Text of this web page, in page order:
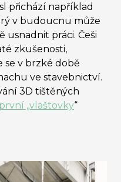
přichází například
v budoucnu může
usnadnit práci. Češi
zkušenosti,
se v brzké době
ve stavebnictví.
3D tištěných
první „vlaštovky“